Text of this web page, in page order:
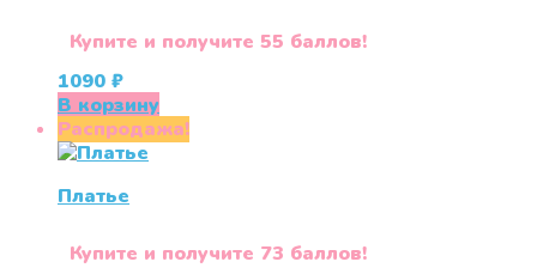
Купите и получите 55 баллов!
1090 ₽
В корзину
Распродажа!
Платье
Купите и получите 73 баллов!